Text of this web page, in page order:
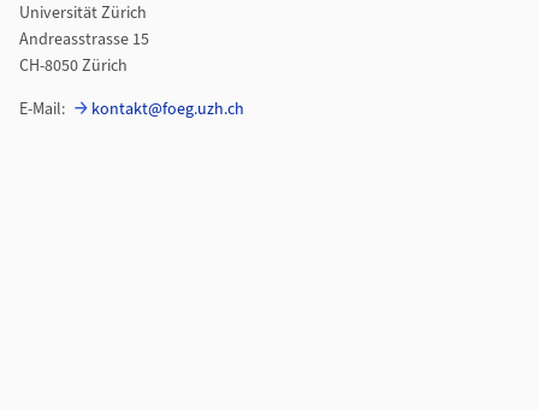
Universität Zürich
Andreasstrasse 15
CH-8050 Zürich
E-Mail:
kontakt@foeg.uzh.ch